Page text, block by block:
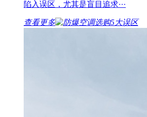
陷入误区，尤其是盲目追求···
查看更多